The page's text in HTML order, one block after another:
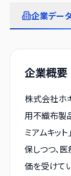
企業デー
企業概要
株式会社ホ
用不織布製
ミアムキッ
保しつつ、
価を受けて